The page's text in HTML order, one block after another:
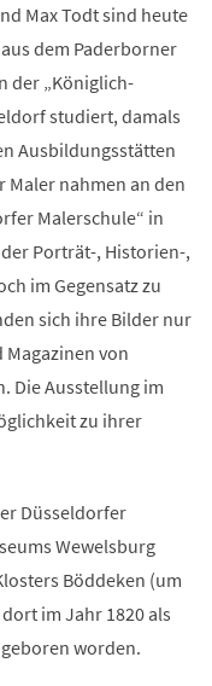
Max Todt sind heute
dem Paderborner
der „Königlich-
studiert, damals
Ausbildungsstätten
nahmen an den
Malerschule“ in
Porträt-, Historien-,
im Gegensatz zu
sich ihre Bilder nur
von
Die Ausstellung im
zu ihrer
Düsseldorfer
Wewelsburg
Böddeken (um
im Jahr 1820 als
worden.